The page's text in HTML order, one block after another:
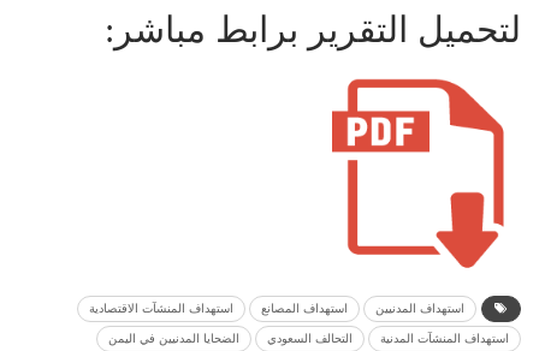
لتحميل التقرير برابط مباشر:
استهداف المدنيين استهداف المصانع استهداف المنشآت الاقتصادية
استهداف المنشآت المدنية التحالف السعودي الضحايا المدنيين في اليمن